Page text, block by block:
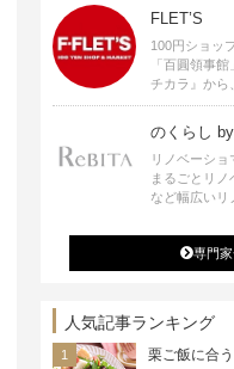
のアイディア
暮らしを楽し
ます。
FLET’S
100円ショッ
「百圓領事
チカラ』から
す。
のくらし
リノベーシ
まるごとリノ
など幅広いリ
ジ・シェアス
ではなく「
する」といっ
専門
人気記事ランキング
栗ご飯に合